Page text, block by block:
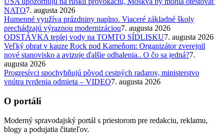
NATO7. augusta 2026
Humenné využíva prázdniny naplno. Viaceré základné školy
prechádzajú výraznou modernizáciou7. augusta 2026
ODSTÁVKA teplej vody na TOMTO SÍDLISKU7. augusta 2026
Veľký obrat v kauze Rock pod Kameňom: Organizátor zverejnil
nové stanovisko a avizuje ďalšie odhalenia.. O čo sa jedná?7.
augusta 2026
Progresívci spochybňujú pôvod cestných radarov, ministerstvo
vnútra tvrdenia odmieta – VIDEO7. augusta 2026
O portáli
Moderný spravodajský portál s priestorom pre redakciu, reklamu,
blogy a podujatia čitateľov.